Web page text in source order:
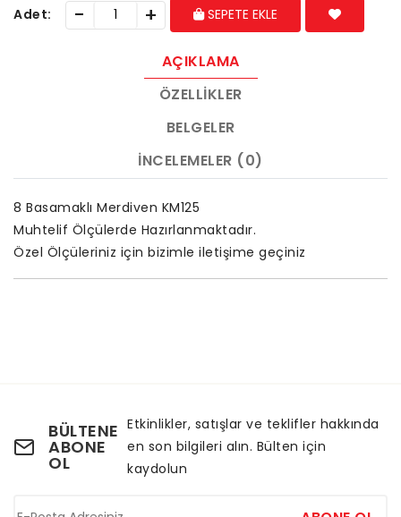
Adet: - + SEPETE EKLE
AÇIKLAMA
ÖZELLIKLER
BELGELER
İNCELEMELER (0)
8 Basamaklı Merdiven KM125
Muhtelif Ölçülerde Hazırlanmaktadır.
Özel Ölçüleriniz için bizimle iletişime geçiniz
BÜLTENE
ABONE
OL
Etkinlikler, satışlar ve teklifler hakkında
en son bilgileri alın. Bülten için
kaydolun